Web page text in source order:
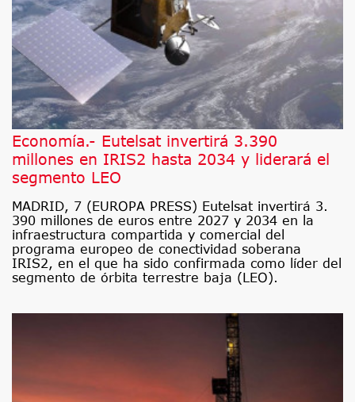
Economía.- Eutelsat invertirá 3.390
millones en IRIS2 hasta 2034 y liderará el
segmento LEO
MADRID, 7 (EUROPA PRESS) Eutelsat invertirá 3.
390 millones de euros entre 2027 y 2034 en la
infraestructura compartida y comercial del
programa europeo de conectividad soberana
IRIS2, en el que ha sido confirmada como líder del
segmento de órbita terrestre baja (LEO).